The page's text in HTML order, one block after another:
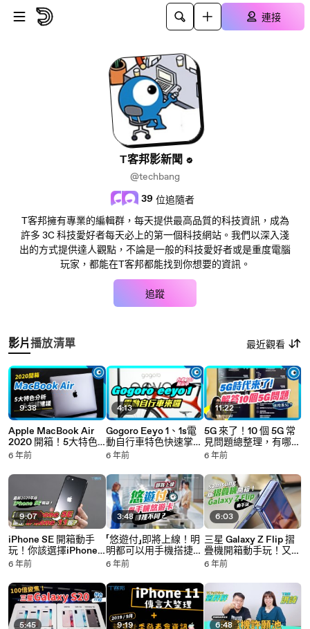
跳至主內容
連接
T客邦影新聞
@techbang
39 位追隨者
T客邦擁有專業的編輯群，每天提供最高品質的科技資訊，成為
許多 3C 科技愛好者每天必上的第一個科技網站。我們以深入淺
出的方式提供達人觀點，不論是一般的科技愛好者或是重度電腦
玩家，都能在T客邦都能找到你想要的資訊。
追蹤
影片播放清單 最近觀看
9:38
Apple MacBook Air
2020 開箱！5大特色
分析，誰適合買？
6 年前
9:07
iPhone SE 開箱動手
玩！你該選擇iPhone
SE或是iPhone 11呢？
6 年前
5:45
4:13
Gogoro Eeyo 1、1s電
動自行車特色快速掌
握：輕巧車架、65公
速/Eco兩種模式
6 年前
3:48
「悠遊付」即將上線！明
明都可以用手機搭捷
運，它跟之前的「手機
6 年前
9:19
11:22
5G 來了！10 個 5G 常
見問題總整理，有哪些
5G手機你可以選、資
6 年前
6:03
三星 Galaxy Z Flip 摺
疊機開箱動手玩！又美
又好用的新旗艦～
6 年前
6:48